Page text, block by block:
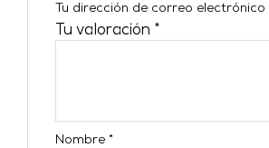
Tu dirección de correo
Tu valoración *
Nombre*